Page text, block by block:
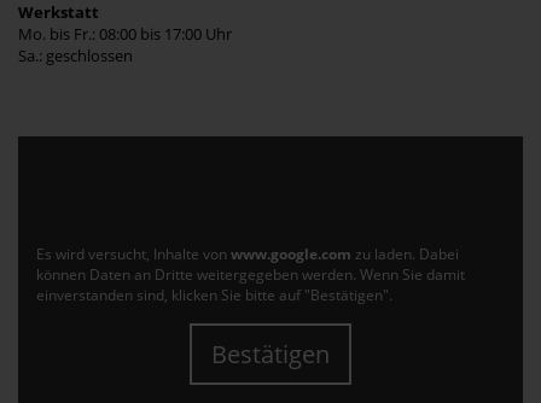
Werkstatt
Mo. bis Fr.: 08:00 bis 17:00 Uhr
Sa.: geschlossen
Es wird versucht, Inhalte von www.google.com zu laden. Dabei
können Daten an Dritte weitergegeben werden. Wenn Sie damit
einverstanden sind, klicken Sie bitte auf "Bestätigen".
Bestätigen